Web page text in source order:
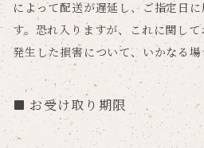
によって配送が遅延し、ご指定日
す。恐れ入りますが、これに関し
発生した損害について、いかなる
お受け取り期限